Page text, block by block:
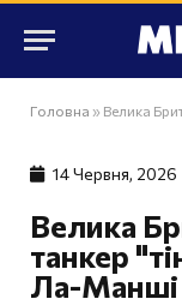
Головна » Велика
14 Червня, 2026
Велика
танкер
Ла-Манші